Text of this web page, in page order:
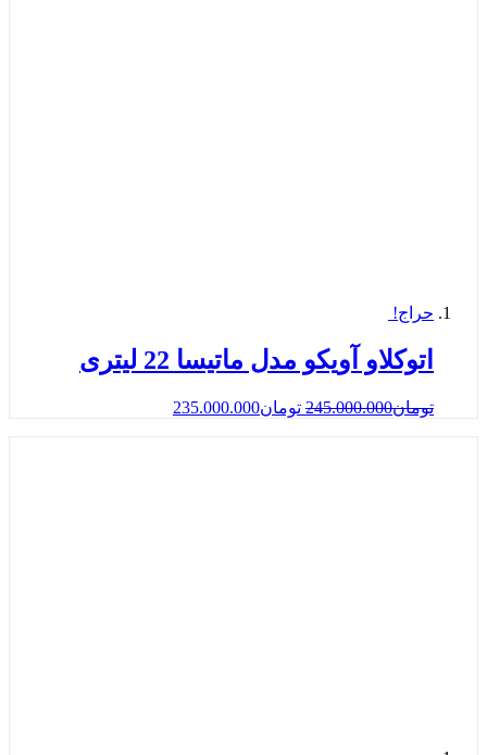
حراج!
اتوكلاو آویکو مدل ماتیسا 22 لیتری
تومان245.000.000 تومان235.000.000